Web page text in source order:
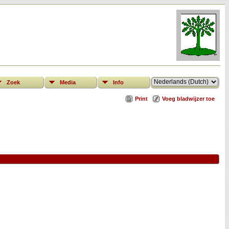
Zoek Media Info
Print Voeg bladwijzer toe